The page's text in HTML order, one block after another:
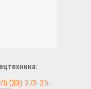
(33) 373-25-